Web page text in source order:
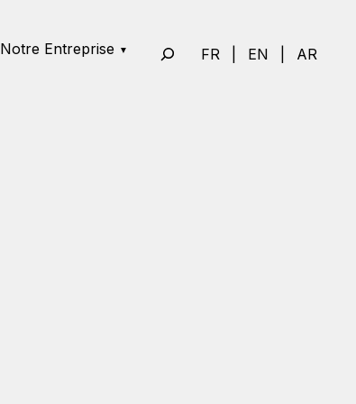
Notre Entreprise FR EN AR